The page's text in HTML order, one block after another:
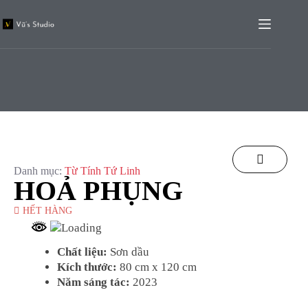
Danh mục: Từ Tính Tứ Linh
HOẢ PHỤNG
HẾT HÀNG
Chất liệu: Sơn dầu
Kích thước: 80 cm x 120 cm
Năm sáng tác: 2023